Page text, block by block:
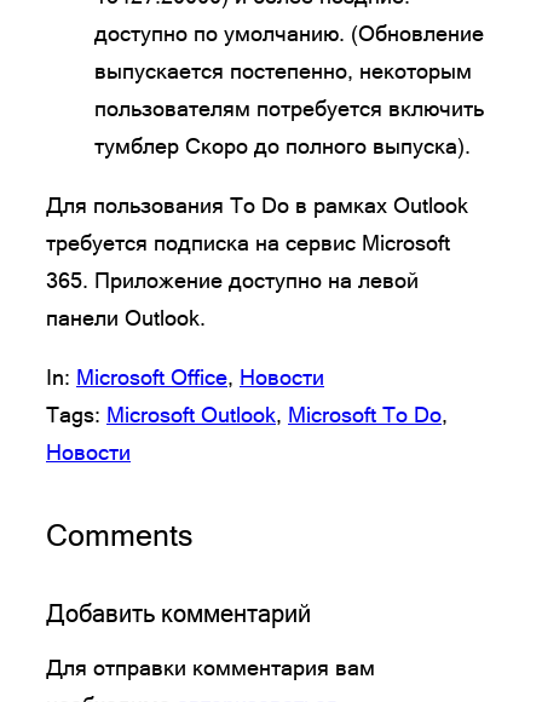
доступно по умолчанию. (Обновление
выпускается постепенно, некоторым
пользователям потребуется включить
тумблер Скоро до полного выпуска).
Для пользования To Do в рамках Outlook
требуется подписка на сервис Microsoft
365. Приложение доступно на левой
панели Outlook.
In: Microsoft Office, Новости
Tags: Microsoft Outlook, Microsoft To Do
Новости
Comments
Добавить комментарий
Для отправки комментария вам